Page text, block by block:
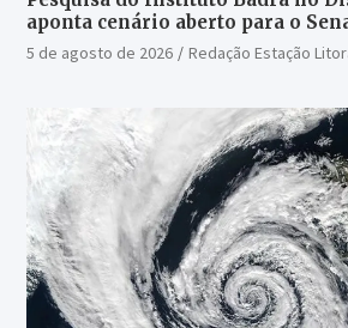
aponta cenário aberto para o
5 de agosto de 2026 Redação Estação